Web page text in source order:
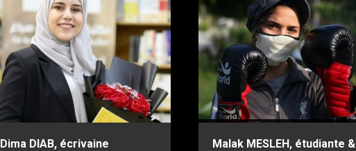
Dima DIAB, écrivaine
Malak MESLEH, étudiante &